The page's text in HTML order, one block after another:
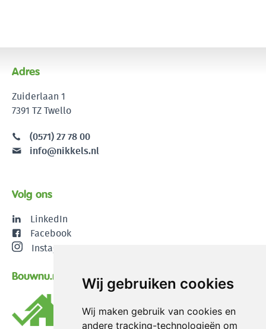
Wij gebruiken cookies
Wij maken gebruik van cookies en
andere tracking-technologieën om
Adres
Zuiderlaan 1
7391 TZ Twello
(0571) 27 78 00
info@nikkels.nl
Volg ons
LinkedIn
Facebook
Instagram
Bouwnu.nl